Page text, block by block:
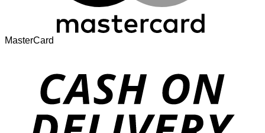
MasterCard